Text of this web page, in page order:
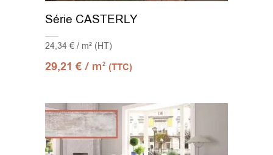
Série CASTERLY
24,34 € / m² (HT)
29,21€ / m2 (TTC)